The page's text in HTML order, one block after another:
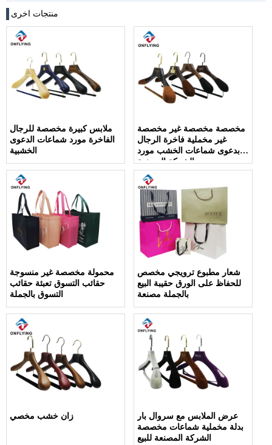
منتجات اخرى
ملابس كبيرة مخصصة للرجال
الفاخرة مورد شماعات الدعوى
الخشبية
مخصصة مخصصة غير مخصصة
غير مخملية فاخرة الرجال
بدعوى شماعات الخشب مورد
الشركة المصنعة
محمولة مخصصة غير منسوجة
حقائب التسوق تعبئة حقائب
التسوق بالجملة
شعار مطبوع ترويجي مخصص
للحفاظ على الورق حقيبة البيع
بالجملة مصنعة
زان خشب مخصي
عرض الملابس مع سروال بار
بدلة مخملية شماعات مخصصة
الشركة المصنعة للبيع